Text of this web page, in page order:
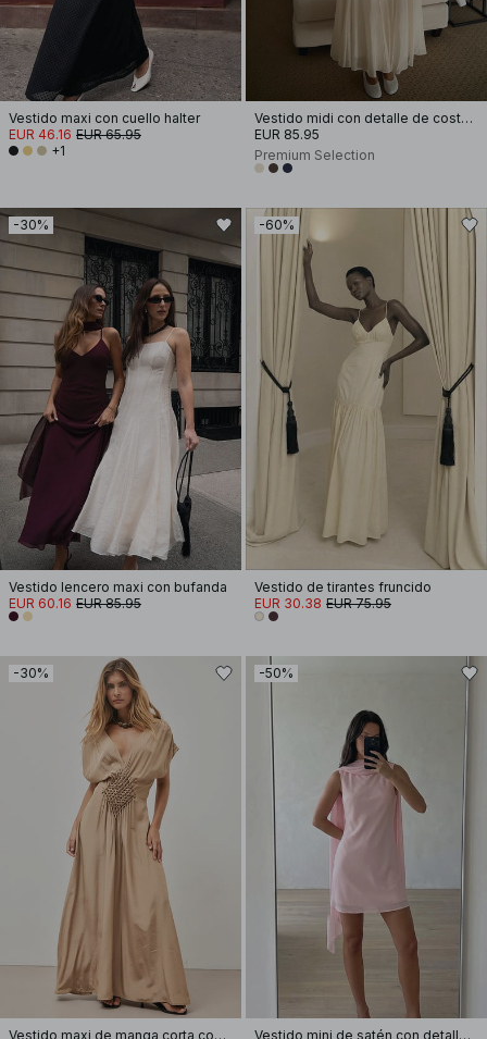
Vestido maxi con cuello halter
EUR 46.16 EUR 65.95
+1
Vestido midi con detalle de costura y tirantes
EUR 85.95
Premium Selection
-30%
Vestido lencero maxi con bufanda
EUR 60.16 EUR 85.95
-60%
Vestido de tirantes fruncido
EUR 30.38 EUR 75.95
-30%
Vestido maxi de manga corta con cintura smocked
-50%
Vestido mini de satén con detalle de pañuelo